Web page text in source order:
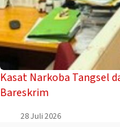
Kasat Narkoba Tangsel
Bareskrim
28 Juli 2026